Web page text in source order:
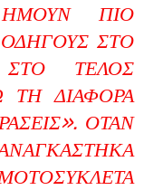
ΠΙΟ
ΣΤΟ
ΤΈΛΟΣ
ΤΗ ΔΙΑΦΟΡΆ
ΌΤΑΝ